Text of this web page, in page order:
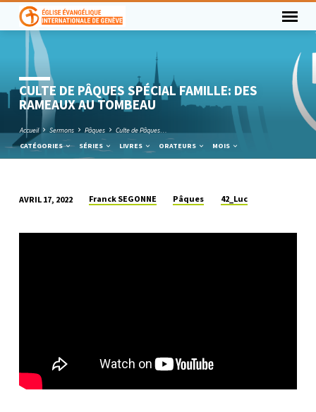
CULTE DE PÂQUES SPÉCIAL FAMILLE: DES
RAMEAUX AU TOMBEAU
Accueil Sermons Pâques
Culte de Pâques…
CATÉGORIES
SÉRIES LIVRES ORATEURS MOIS
DE
AVRIL 17, 2022 Franck SEGONNE Pâques 42_Luc